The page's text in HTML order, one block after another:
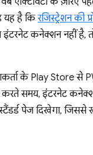
यह है किरजिस्ट्रेशन की
इंटरनेट कनेक्शन नहीं
के Play Store से
समय, इंटरनेट
पेज दिखेगा, जिससे